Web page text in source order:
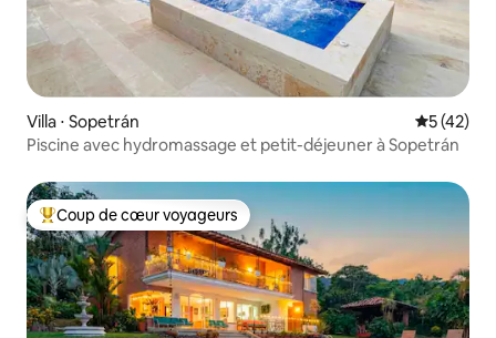
Villa ⋅ Sopetrán
5 (42)
Piscine avec hydromassage et petit-déjeuner à Sopetrán
Coups de cœur voyageurs les plus appréciés
Coup de cœur voyageurs